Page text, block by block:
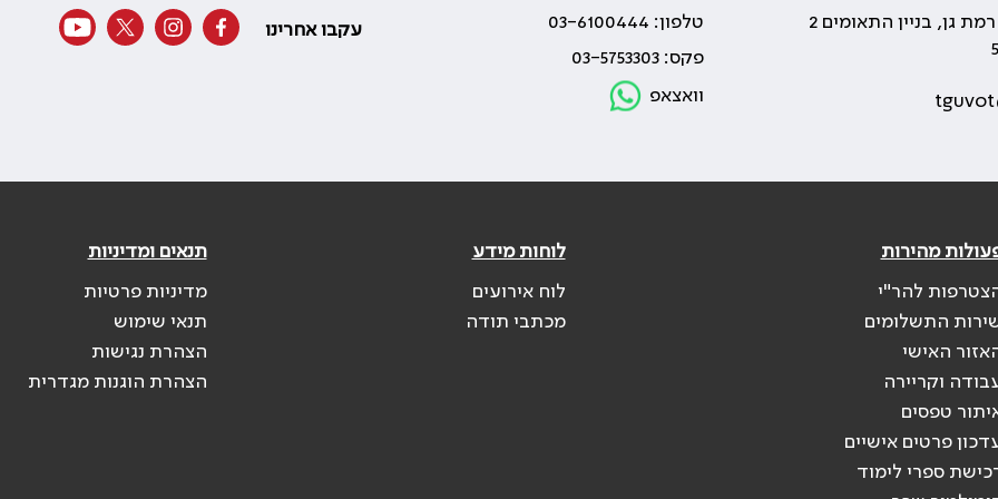
טלפון: 03-6100444
פקס: 03-5753303
וואצאפ
עקבו אחרינו
מהירות
להר"י
התשלומים
האישי
וקריירה
טפסים
פרטים אישיים
ספרי לימוד
לוחות מידע
לוח אירועים
מכתבי תודה
תנאים ומדיניות
מדיניות פרטיות
תנאי שימוש
הצהרת נגישות
הצהרת הוגנות מגדרית